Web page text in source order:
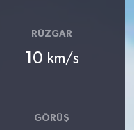
RÜZGAR
10 km/s
GÖRÜŞ